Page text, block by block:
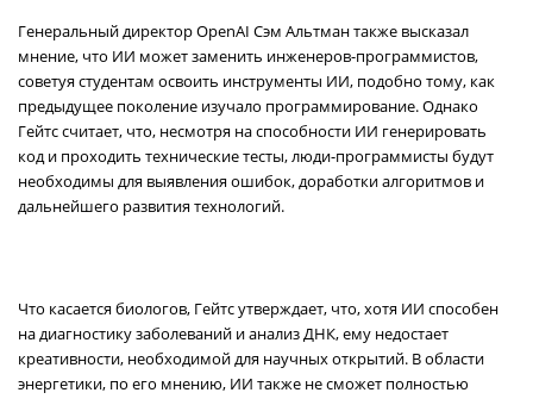
Генеральный директор OpenAI Сэм Альтман также высказал
мнение, что ИИ может заменить инженеров-программистов,
советуя студентам освоить инструменты ИИ, подобно тому, как
предыдущее поколение изучало программирование. Однако
Гейтс считает, что, несмотря на способности ИИ генерировать
код и проходить технические тесты, люди-программисты будут
необходимы для выявления ошибок, доработки алгоритмов и
дальнейшего развития технологий.
Что касается биологов, Гейтс утверждает, что, хотя ИИ способен
на диагностику заболеваний и анализ ДНК, ему недостает
креативности, необходимой для научных открытий. В области
энергетики, по его мнению, ИИ также не сможет полностью